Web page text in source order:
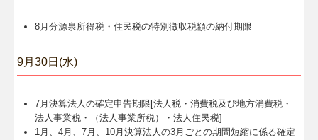
8月分源泉所得税・住民税の特別徴収税額の納付期限
9月30日(水)
7月決算法人の確定申告期限[法人税・消費税及び地方消費税・
法人事業税・（法人事業所税）・法人住民税]
1月、4月、7月、10月決算法人の3月ごとの期間短縮に係る確定